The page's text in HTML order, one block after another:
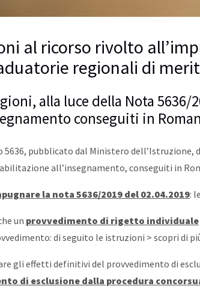
al ricorso rivolto
regionali di
alla luce della Nota
conseguiti in
pubblicato dal Ministero dell’Istruzione,
all’insegnamento, conseguiti in
la nota 5636/2019 del 02.04.2019:
un provvedimento di rigetto individuale
di seguito le istruzioni > scopri di
gli effetti definitivi del provvedimento di
di esclusione dalla procedura